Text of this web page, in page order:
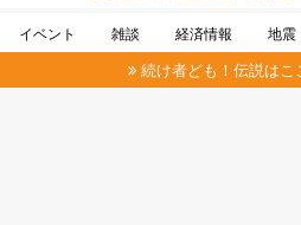
イベント 雑談 経済情報 地震
続け者ども！伝説はこ